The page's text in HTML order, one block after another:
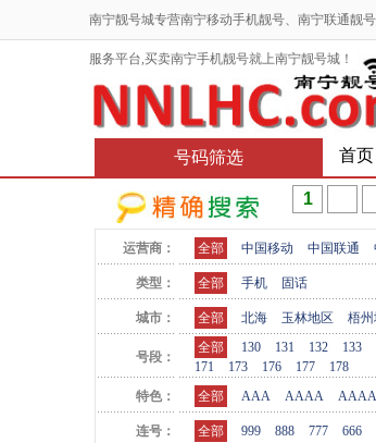
南宁靓号城专营南宁移动手机靓号、南宁联通靓
服务平台,买卖南宁手机靓号就上南宁靓号城！
号码筛选 首页
运营商： 全部 中国移动 中国联通
类型： 全部 手机 固话
城市： 全部 北海 玉林地区 梧州
号段：
全部 130 131 132 133
171
173 176 177
178
特色：
全部 AAA AAAA
连号： 全部 999 888 777 666